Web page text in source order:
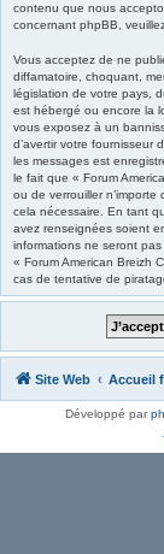
contenu que nous
concernant phpBB,
Vous acceptez de ne
diffamatoire, choquant,
législation de votre pays,
est hébergé ou encore la
vous exposez à un
d’avertir votre fournisseur
les messages est
le fait que « Forum
ou de verrouiller
cela nécessaire. En tant
avez renseignées soient
informations ne seront
« Forum American Breizh
cas de tentative de
Site Web Accueil
Développé par